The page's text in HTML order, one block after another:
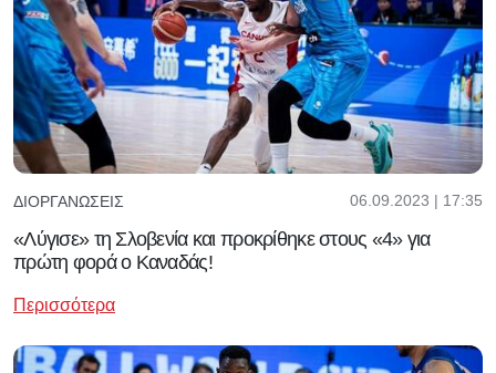
ΔΙΟΡΓΑΝΏΣΕΙΣ 06.09.2023 | 17:35
«Λύγισε» τη Σλοβενία και προκρίθηκε στους «4» για
πρώτη φορά ο Καναδάς!
Περισσότερα